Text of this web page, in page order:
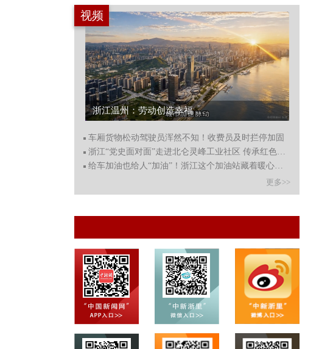
视频
浙江温州：劳动创造幸福 向城市守护者致敬...
车厢货物松动驾驶员浑然不知！收费员及时拦停加固
浙江“党史面对面”走进北仑灵峰工业社区 传承红色精神
给车加油也给人“加油”！浙江这个加油站藏着暖心智能食
更多>>